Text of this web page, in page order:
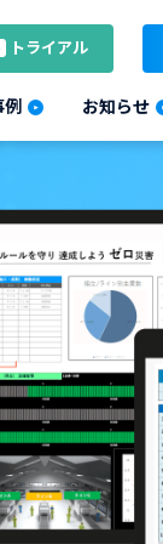
トライアル
お知らせ